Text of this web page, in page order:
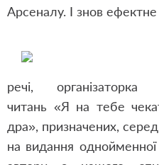
Арсеналу. І знов
речі, організаторка
читань «Я на тебе
дра», призначених,
на видання однойменної